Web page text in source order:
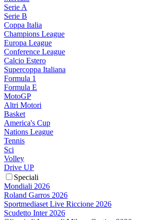
Serie A
Serie B
Coppa Italia
Champions League
Europa League
Conference League
Calcio Estero
Supercoppa Italiana
Formula 1
Formula E
MotoGP
Altri Motori
Basket
America's Cup
Nations League
Tennis
Sci
Volley
Drive UP
Speciali
Mondiali 2026
Roland Garros 2026
Sportmediaset Live Riccione 2026
Scudetto Inter 2026